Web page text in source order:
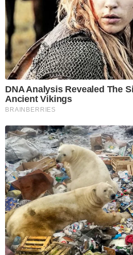
DNA Analysis Revealed The
Ancient Vikings
BRAINBERRIES